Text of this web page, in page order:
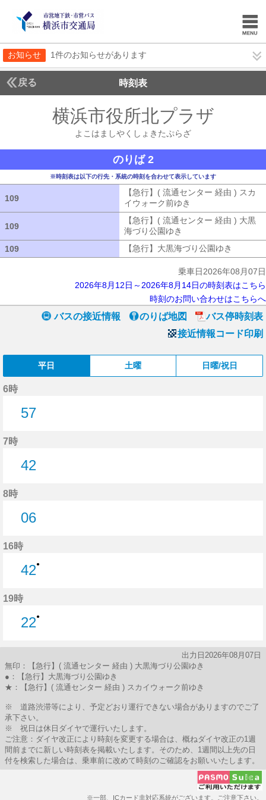
お知らせ 1件のお知らせがあります
戻る 時刻表
横浜市役所北プラザ
よこはましやくしょきたぷらざ
のりば 2
※時刻表は以下の行先・系統の時刻を合わせて表示しています
109
【急行】( 流通センター 経由 ) スカ
イウォーク前ゆき
109
【急行】( 流通センター 経由 ) 大黒
海づり公園ゆき
109
【急行】大黒海づり公園ゆき
乗車日2026年08月07日
2026年8月12日～2026年8月14日の時刻表はこちら
時刻のお問い合わせはこちらへ
バスの接近情報 のりば地図
バス停時刻表
接近情報コード印刷
平日 土曜 日曜/祝日
6時
57
7時
42
8時
06
16時
42●
19時
22●
出力日2026年08月07日
無印：【急行】( 流通センター 経由 ) 大黒海づり公園ゆき
●：【急行】大黒海づり公園ゆき
★：【急行】( 流通センター 経由 ) スカイウォーク前ゆき
※ 道路渋滞等により、予定どおり運行できない場合がありますのでご了
承下さい。
※ 祝日は休日ダイヤで運行いたします。
ご注意：ダイヤ改正により時刻を変更する場合は、概ねダイヤ改正の1週
間前までに新しい時刻表を掲載いたします。そのため、1週間以上先の日
付を検索した場合は、乗車前に改めて時刻のご確認をお願いいたします。
※一部、ICカード非対応系統がございます。ご注意下さい。